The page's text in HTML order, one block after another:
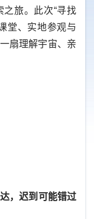
旅。此次“寻找
堂、实地参观与
扇理解宇宙、亲
，迟到可能错过